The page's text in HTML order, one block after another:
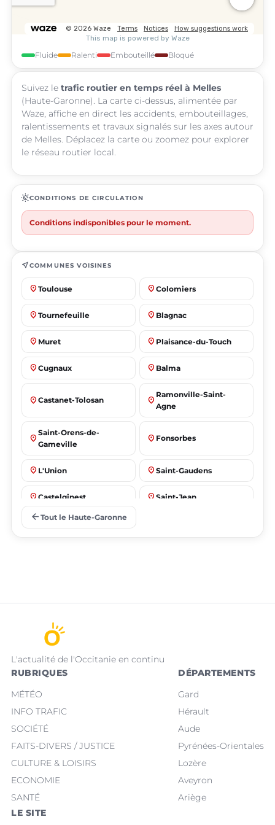
Fluide Ralenti Embouteillé Bloqué
Suivez le trafic routier en temps réel à Melles
(Haute-Garonne). La carte ci-dessus, alimentée par
Waze, affiche en direct les accidents, embouteillages,
ralentissements et travaux signalés sur les axes autour
de Melles. Déplacez la carte ou zoomez pour explorer
le réseau routier local.
routineCONDITIONS DE CIRCULATION
Conditions indisponibles pour le moment.
near_meCOMMUNES VOISINES
place Toulouse place Colomiers
place Tournefeuille place Blagnac
place Muret place Plaisance-du-Touch
place Cugnaux place Balma
place Castanet-Tolosan place
Ramonville-Saint-
Agne
place
Saint-Orens-de-
Gameville
place Fonsorbes
place L'Union place Saint-Gaudens
place Castelginest place Saint-Jean
place Villeneuve-Tolosane
arrow_back Tout le Haute-Garonne
L'actualité de l'Occitanie en continu
RUBRIQUES
MÉTÉO
INFO TRAFIC
SOCIÉTÉ
FAITS-DIVERS / JUSTICE
CULTURE & LOISIRS
ECONOMIE
SANTÉ
DÉPARTEMENTS
Gard
Hérault
Aude
Pyrénées-Orientales
Lozère
Aveyron
Ariège
LE SITE